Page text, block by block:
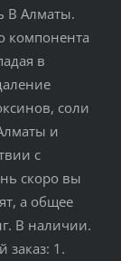
В Алматы.
компонента
в
соли
и
с
скоро вы
а общее
В наличии.
1.